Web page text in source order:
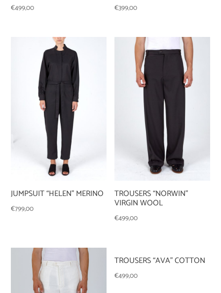
€499,00 €399,00
JUMPSUIT “HELEN” MERINO
€799,00
TROUSERS “NORWIN”
VIRGIN WOOL
€499,00
TROUSERS “AVA” COTTON
€499,00